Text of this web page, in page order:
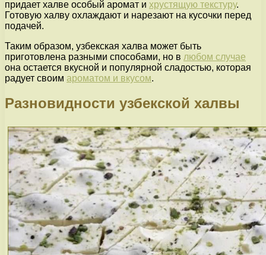
придает халве особый аромат и хрустящую текстуру.
Готовую халву охлаждают и нарезают на кусочки перед
подачей.
Таким образом, узбекская халва может быть
приготовлена разными способами, но в любом случае
она остается вкусной и популярной сладостью, которая
радует своим ароматом и вкусом.
Разновидности узбекской халвы